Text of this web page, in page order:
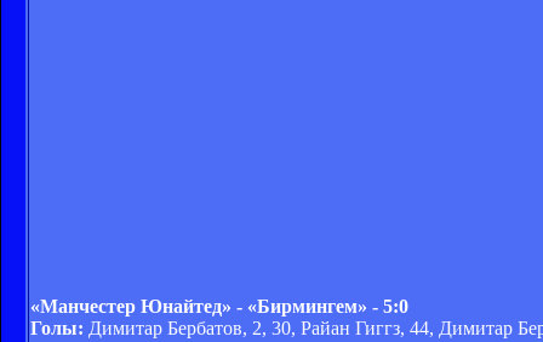
«Манчестер Юнайтед» - «Бирмингем» - 5:0
Голы: Димитар Бербатов, 2, 30, Райан Гиггз, 44, Димитар